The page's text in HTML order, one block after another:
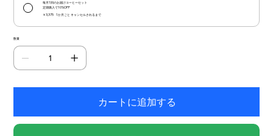
毎月1回のお届けコーヒーセット
定期購入で10%OFF
￥3,375
1か月ごと キャンセルされるまで
数量
カートに追加する